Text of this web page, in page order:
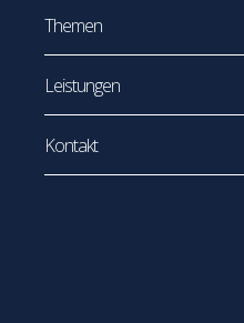
Themen
Leistungen
Kontakt